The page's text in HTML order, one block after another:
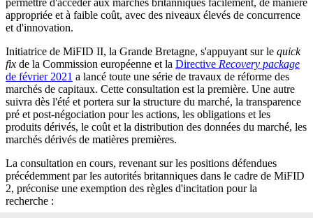
permettre d'accéder aux marchés britanniques facilement, de manière
appropriée et à faible coût, avec des niveaux élevés de concurrence
et d'innovation.
Initiatrice de MiFID II, la Grande Bretagne, s'appuyant sur le quick
fix de la Commission européenne et la Directive Recovery package
de février 2021 a lancé toute une série de travaux de réforme des
marchés de capitaux. Cette consultation est la première. Une autre
suivra dès l'été et portera sur la structure du marché, la transparence
pré et post-négociation pour les actions, les obligations et les
produits dérivés, le coût et la distribution des données du marché, les
marchés dérivés de matières premières.
La consultation en cours, revenant sur les positions défendues
précédemment par les autorités britanniques dans le cadre de MiFID
2, préconise une exemption des règles d'incitation pour la
recherche :